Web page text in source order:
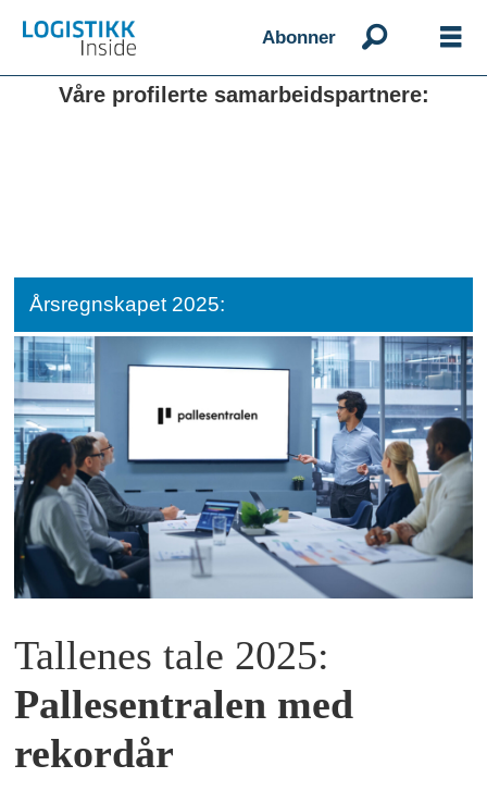
Abonner
Våre profilerte samarbeidspartnere:
Årsregnskapet 2025:
Tallenes tale 2025:
Pallesentralen med
rekordår